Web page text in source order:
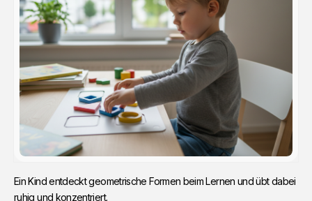
Ein Kind entdeckt geometrische Formen beim Lernen und übt dabei
ruhig und konzentriert.